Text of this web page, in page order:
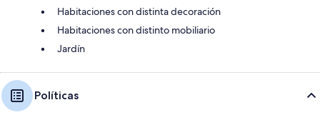
Habitaciones con distinta decoración
Habitaciones con distinto mobiliario
Jardín
Políticas